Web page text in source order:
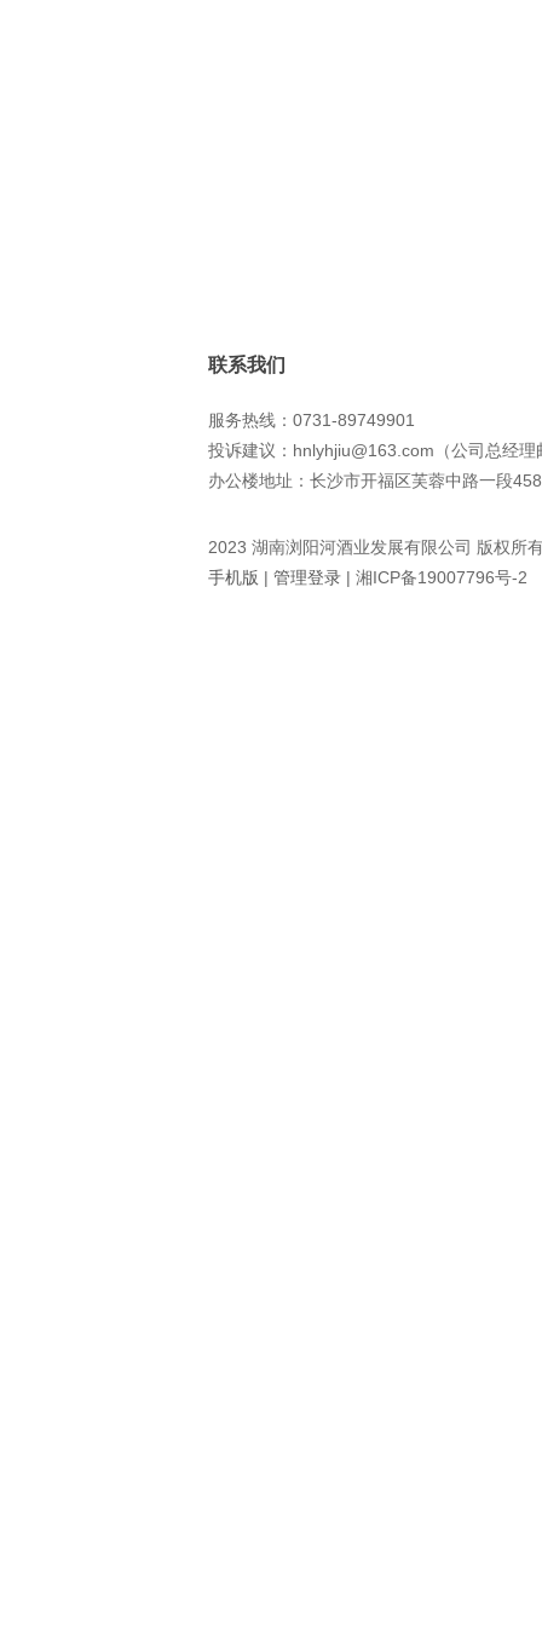
联系我们
服务热线：0731-89749901
投诉建议：hnlyhjiu@163.com（公司总经理
办公楼地址：长沙市开福区芙蓉中路一段
2023 湖南浏阳河酒业发展有限公司 版权所
手机版 | 管理登录 | 湘ICP备19007796号-2